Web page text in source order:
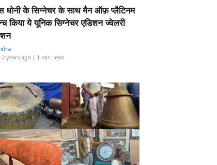
धोनी के सिग्नेचर के साथ मैन ऑफ़ प्लैटिनम
किया ये यूनिक सिग्नेचर एडिशन ज्वेलरी
2 years ago | 1 min read